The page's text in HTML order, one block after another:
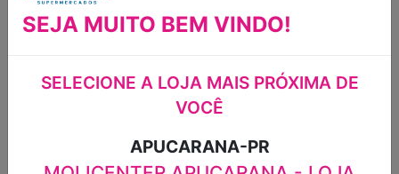
CREME DENTAL
DURADOURA
SENSODYNE 90G
CREME DENTAL DE USO DIÁRIO PARA
SEJA MUITO BEM VINDO!
SELECIONE A LOJA MAIS PRÓXIMA DE
VOCÊ
APUCARANA-PR